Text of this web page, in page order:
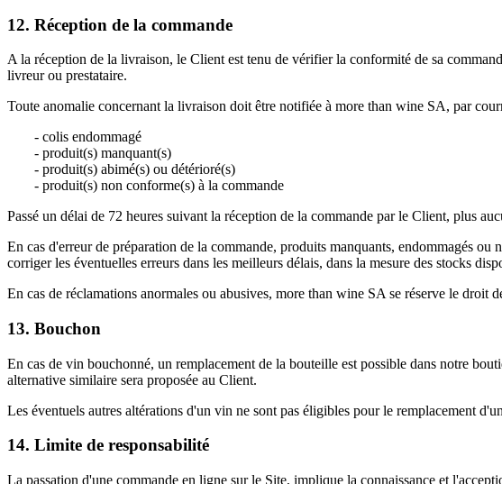
12. Réception de la commande
A la réception de la livraison, le Client est tenu de vérifier la conformité de sa
livreur ou prestataire.
Toute anomalie concernant la livraison doit être notifiée à more than wine SA, par
- colis endommagé
- produit(s) manquant(s)
- produit(s) abimé(s) ou détérioré(s)
- produit(s) non conforme(s) à la commande
Passé un délai de 72 heures suivant la réception de la commande par le Client, plus
En cas d'erreur de préparation de la commande, produits manquants, endommagés
corriger les éventuelles erreurs dans les meilleurs délais, dans la mesure des stocks
En cas de réclamations anormales ou abusives, more than wine SA se réserve le droit
13. Bouchon
En cas de vin bouchonné, un remplacement de la bouteille est possible dans notre
alternative similaire sera proposée au Client.
Les éventuels autres altérations d'un vin ne sont pas éligibles pour le remplacement
14. Limite de responsabilité
La passation d'une commande en ligne sur le Site, implique la connaissance et